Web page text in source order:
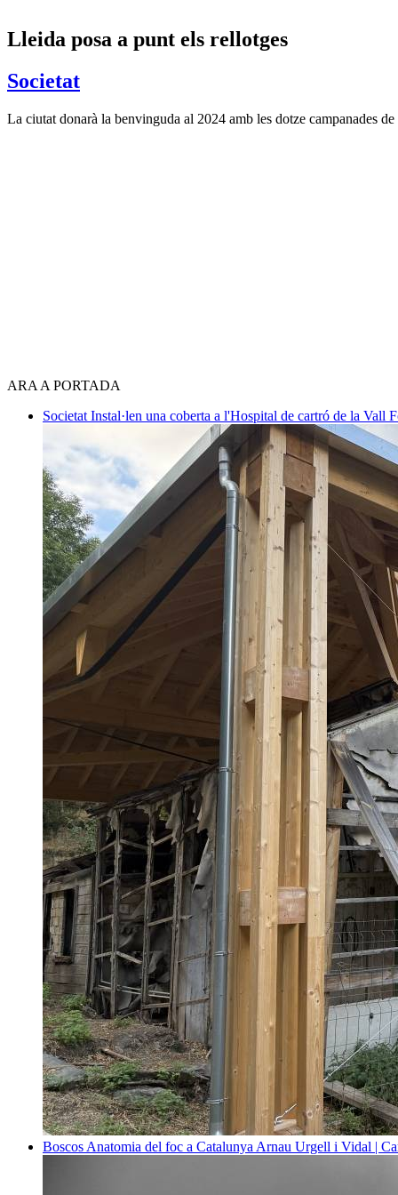
Lleida posa a punt els rellotges
Societat
La ciutat donarà la benvinguda al 2024 amb les dotze campanades
ARA A PORTADA
Societat Instal·len una coberta a l'Hospital de cartró de la Vall
Boscos Anatomia del foc a Catalunya Arnau Urgell i Vidal |